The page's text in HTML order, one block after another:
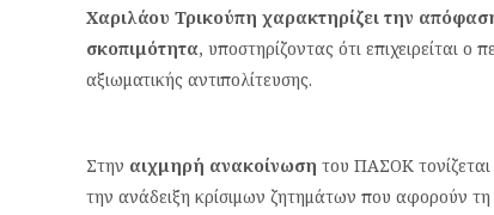
Χαριλάου Τρικούπη χαρακτηρίζει την
σκοπιμότητα, υποστηρίζοντας ότι επιχειρείται
αξιωματικής αντιπολίτευσης.
Στην αιχμηρή ανακοίνωση του ΠΑΣΟΚ τονίζεται
την ανάδειξη κρίσιμων ζητημάτων που αφορούν τη